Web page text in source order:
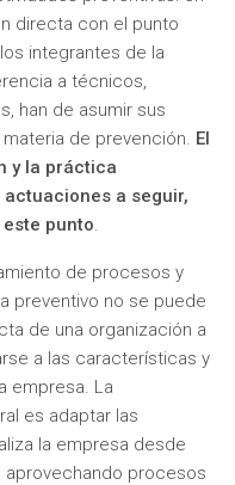
directa con el punto
integrantes de la
a técnicos,
han de asumir sus
de prevención. El
y la práctica
a seguir,
punto.
de procesos y
preventivo no se puede
de una organización a
a las características y
empresa. La
es adaptar las
la empresa desde
aprovechando procesos